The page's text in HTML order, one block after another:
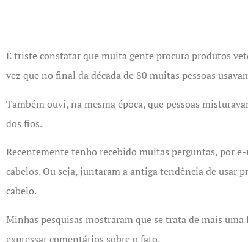
É triste constatar que muita gente procura produtos
vez que no final da década de 80 muitas pessoas
Também ouvi, na mesma época, que pessoas
dos fios.
Recentemente tenho recebido muitas perguntas, por
cabelos. Ou seja, juntaram a antiga tendência de
cabelo.
Minhas pesquisas mostraram que se trata de mais
expressar comentários sobre o fato.